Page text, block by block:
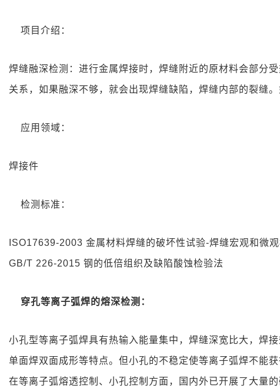
项目介绍 ：
焊缝融深检测：进行金属焊接时，焊缝附近的原材料会部分
关系，如果融深不够，就会出现焊缝缺陷，焊缝内部的裂缝
应用领域 ：
焊接件
检测标准 ：
ISO17639-2003 金属材料焊缝的破坏性试验-焊缝宏观和微
GB/T 226-2015 钢的低倍组织及缺陷酸蚀检验法
穿孔等离子弧焊的熔深检测：
小孔型等离子弧焊具有热输入能量集中，焊缝深宽比大，焊
单面焊双面成形等特点。但小孔的不稳定使等离子弧焊不能
在等离子弧熔透控制、小孔控制方面，国内外已开展了大量